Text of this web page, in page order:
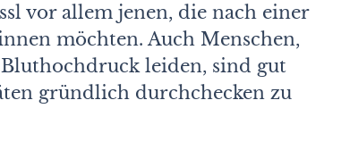
vor allem jenen, die nach einer
möchten. Auch Menschen,
leiden, sind gut
gründlich durchchecken zu